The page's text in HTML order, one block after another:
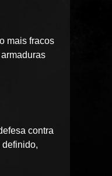
mais fracos
contra
definido,